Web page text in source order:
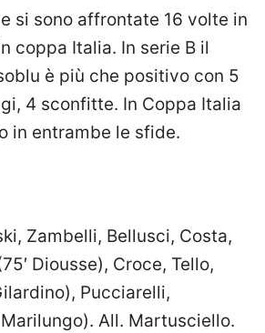
si sono affrontate 16 volte in
coppa Italia. In serie B il
è più che positivo con 5
4 sconfitte. In Coppa Italia
in entrambe le sfide.
Zambelli, Bellusci, Costa,
Diousse), Croce, Tello,
Pucciarelli,
Marilungo). All. Martusciello.